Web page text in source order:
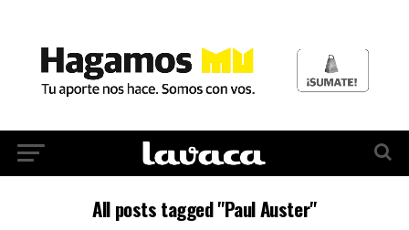
All posts tagged "Paul Auster"